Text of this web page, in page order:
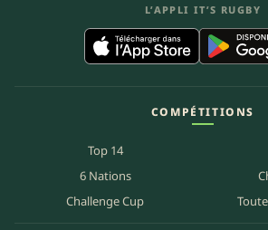
L’APPLI IT’S RUGBY
COMPÉTITIONS
Top 14
6 Nations
Challenge Cup